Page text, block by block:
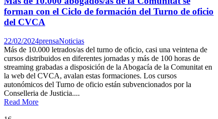
forman con el Ciclo de formación del Turno de oficio
del CVCA
22/02/2024prensaNoticias
Más de 10.000 letrados/as del turno de oficio, casi una veintena de
cursos distribuidos en diferentes jornadas y más de 100 horas de
streaming grabadas a disposición de la Abogacía de la Comunitat en
la web del CVCA, avalan estas formaciones. Los cursos
autonómicos del Turno de oficio están subvencionados por la
Conselleria de Justicia....
Read More